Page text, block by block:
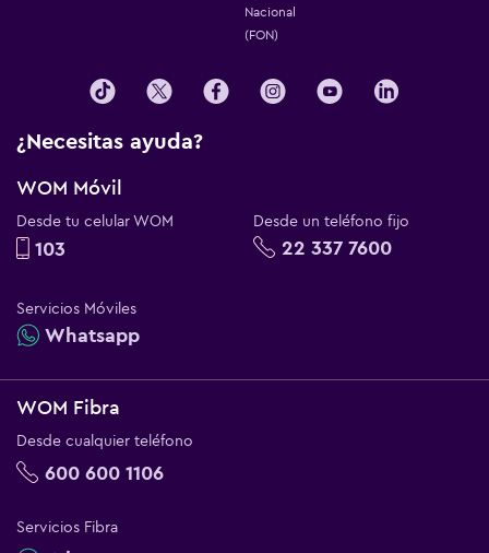
Nacional
(FON)
¿Necesitas ayuda?
WOM Móvil
Desde tu celular WOM
103
Desde un teléfono fijo
22 337 7600
Servicios Móviles
Whatsapp
WOM Fibra
Desde cualquier teléfono
600 600 1106
Servicios Fibra